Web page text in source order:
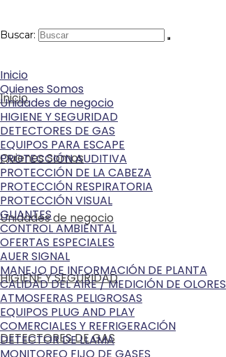
Buscar:
Inicio
Quienes Somos
Unidades de negocio
HIGIENE Y SEGURIDAD
DETECTORES DE GAS
Inicio
Quienes Somos
Unidades de negocio
HIGIENE Y SEGURIDAD
DETECTORES DE GAS
EQUIPOS PARA ESCAPE
PROTECCIÓN AUDITIVA
PROTECCIÓN DE LA CABEZA
PROTECCIÓN RESPIRATORIA
PROTECCIÓN VISUAL
GUANTES
CONTROL AMBIENTAL
OFERTAS ESPECIALES
AUER SIGNAL
MANEJO DE INFORMACIÓN DE PLANTA
CALIDAD DEL AIRE / MEDICIÓN DE OLORES
ATMOSFERAS PELIGROSAS
EQUIPOS PLUG AND PLAY
COMERCIALES Y REFRIGERACIÓN
DETECTOR DE LLAMA